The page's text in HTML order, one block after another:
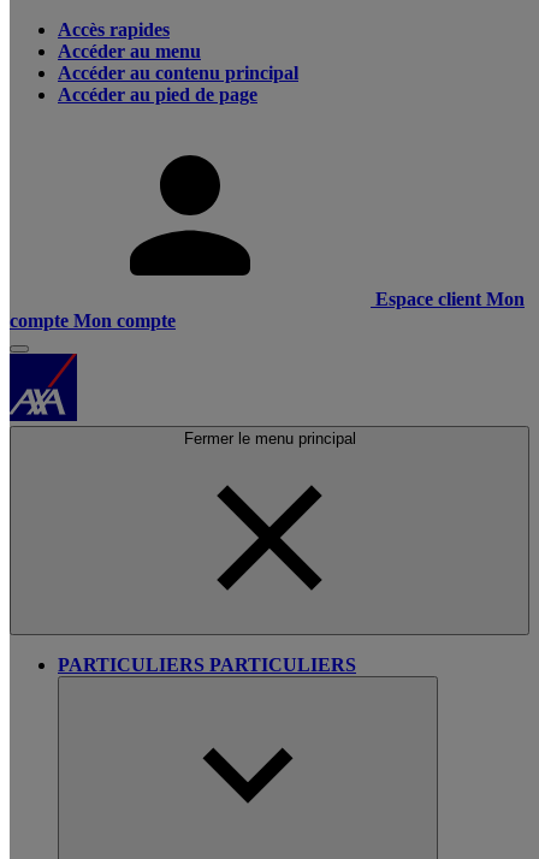
Accès rapides
Accéder au menu
Accéder au contenu principal
Accéder au pied de page
Espace client Mon
compte Mon compte
Fermer le menu principal
PARTICULIERS PARTICULIERS